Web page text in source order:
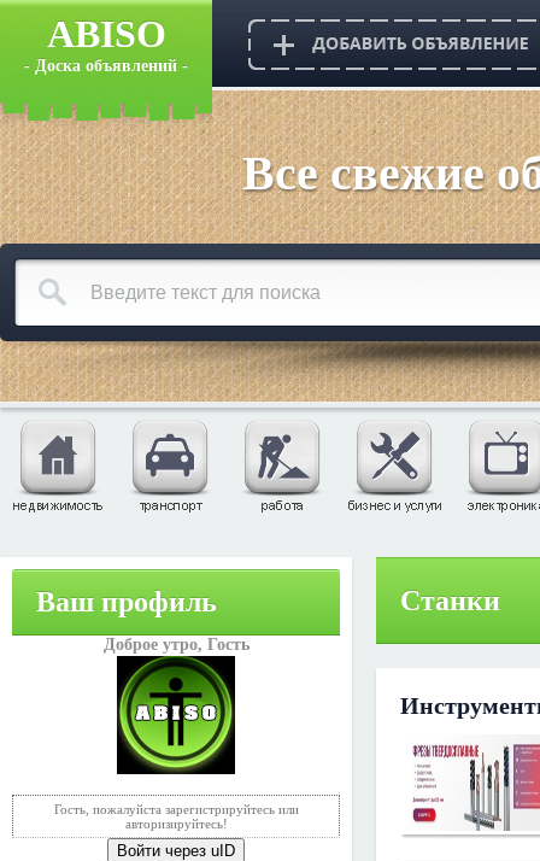
ABISO
- Доска объявлений -
Все свежие
Ваш профиль
Доброе утро, Гость
Гость, пожалуйста зарегистрируйтесь или
авторизируйтесь!
Войти через uID
Станки